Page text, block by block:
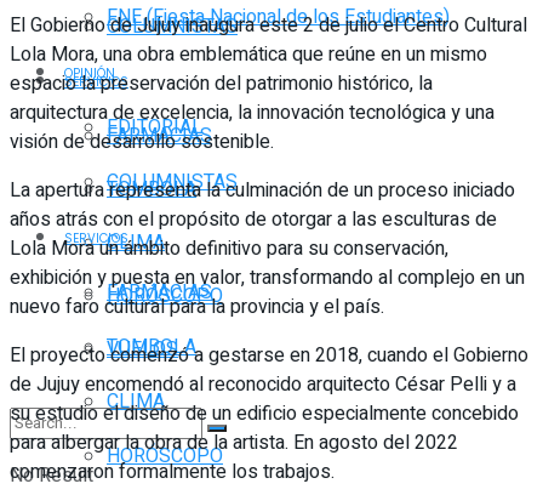
COLUMNISTAS
SERVICIOS
FARMACIAS
TOMBOLA
CLIMA
HORÓSCOPO
VUELOS
No Result
FNE (Fiesta Nacional de los Estudiantes)
OPINIÓN
EDITORIAL
COLUMNISTAS
SERVICIOS
FARMACIAS
TOMBOLA
CLIMA
HORÓSCOPO
El Gobierno de Jujuy inaugura este 2 de julio el Centro Cultural
Lola Mora, una obra emblemática que reúne en un mismo
espacio la preservación del patrimonio histórico, la
arquitectura de excelencia, la innovación tecnológica y una
visión de desarrollo sostenible.
La apertura representa la culminación de un proceso iniciado
años atrás con el propósito de otorgar a las esculturas de
Lola Mora un ámbito definitivo para su conservación,
exhibición y puesta en valor, transformando al complejo en un
nuevo faro cultural para la provincia y el país.
El proyecto comenzó a gestarse en 2018, cuando el Gobierno
de Jujuy encomendó al reconocido arquitecto César Pelli y a
su estudio el diseño de un edificio especialmente concebido
para albergar la obra de la artista. En agosto del 2022
comenzaron formalmente los trabajos.